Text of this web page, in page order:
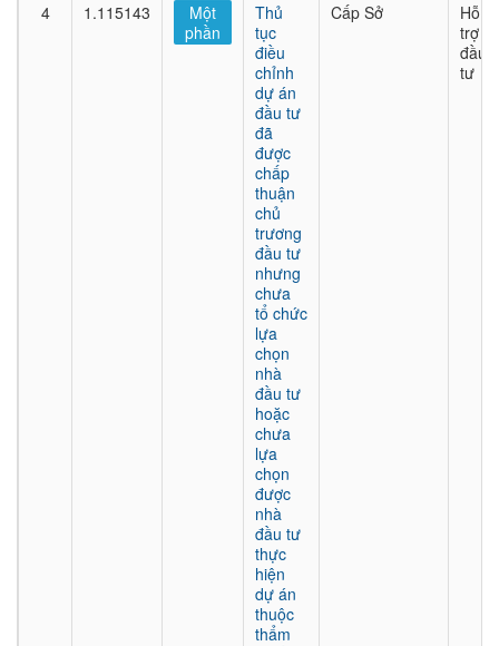
4 1.115143
Một
phần
Thủ
tục
điều
chỉnh
dự án
đầu tư
đã
được
chấp
thuận
chủ
trương
đầu tư
nhưng
chưa
tổ chức
lựa
chọn
nhà
đầu tư
hoặc
chưa
lựa
chọn
được
nhà
đầu tư
thực
hiện
dự án
thuộc
thẩm
Cấp Sở
Hỗ
trợ
đầu
tư